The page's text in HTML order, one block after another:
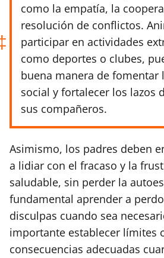
como la empatía, la
resolución de conflictos.
participar en actividades
como deportes o clubes,
buena manera de fomentar
social y fortalecer los lazos
sus compañeros.
Asimismo, los padres deben
a lidiar con el fracaso y la
saludable, sin perder la
fundamental aprender a
disculpas cuando sea
importante establecer límites
consecuencias adecuadas